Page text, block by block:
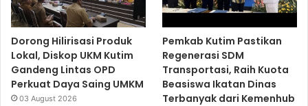
Dorong Hilirisasi Produk
Lokal, Diskop UKM Kutim
Gandeng Lintas OPD
Perkuat Daya Saing UMKM
03 August 2026
Pemkab Kutim Pastikan
Regenerasi SDM
Transportasi, Raih Kuota
Beasiswa Ikatan Dinas
Terbanyak dari Kemenhub